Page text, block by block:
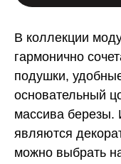
В коллекции
гармонично
подушки,
основательный
массива березы.
являются
можно выбрать